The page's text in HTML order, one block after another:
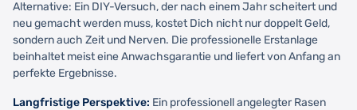
Alternative: Ein DIY-Versuch, der nach einem Jahr scheitert und
neu gemacht werden muss, kostet Dich nicht nur doppelt Geld,
sondern auch Zeit und Nerven. Die professionelle Erstanlage
beinhaltet meist eine Anwachsgarantie und liefert von Anfang an
perfekte Ergebnisse.
Langfristige Perspektive: Ein professionell angelegter Rasen